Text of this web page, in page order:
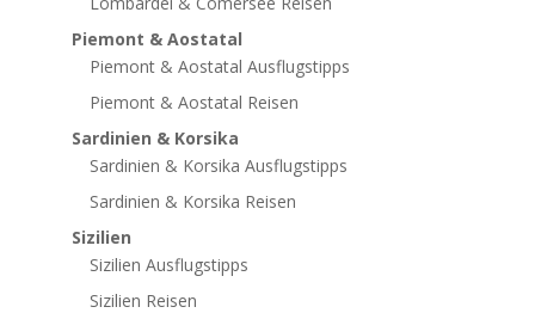
Piemont & Aostatal
Piemont & Aostatal Ausflugstipps
Piemont & Aostatal Reisen
Sardinien & Korsika
Sardinien & Korsika Ausflugstipps
Sardinien & Korsika Reisen
Sizilien
Sizilien Ausflugstipps
Sizilien Reisen